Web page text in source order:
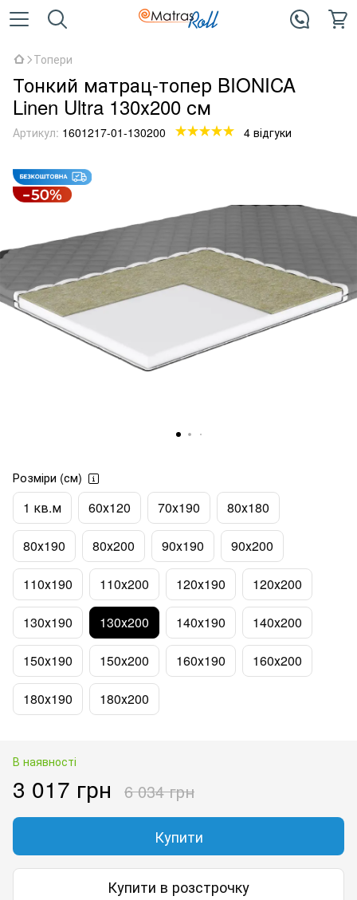
Топери
Тонкий матрац-топер BIONICA
Linen Ultra 130х200 см
Артикул: 1601217-01-130200 4 відгуки
Розміри (см)
1 кв.м 60х120 70х190 80х180
80х190 80х200 90х190 90х200
110х190 110х200 120х190 120х200
130х190 130х200 140х190 140х200
150х190 150х200 160х190 160х200
180х190 180х200
В наявності
3 017 грн 6 034 грн
Купити
Купити в розстрочку